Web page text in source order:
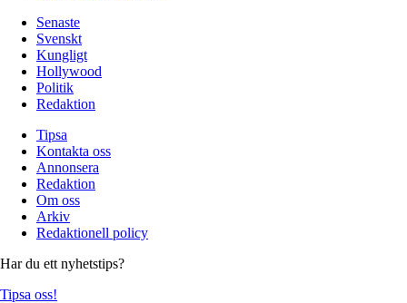
Senaste
Svenskt
Kungligt
Hollywood
Politik
Redaktion
Tipsa
Kontakta oss
Annonsera
Redaktion
Om oss
Arkiv
Redaktionell policy
Har du ett nyhetstips?
Tipsa oss!